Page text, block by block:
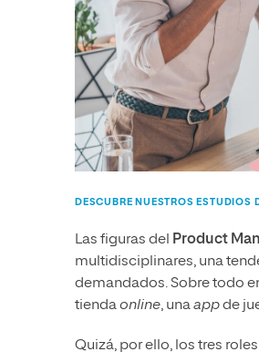
DESCUBRE NUESTROS ESTUDIOS
Las figuras del Product
multidisciplinares, una
demandados. Sobre todo
tiendaonline, unaappde
Quizá, por ello, los tres